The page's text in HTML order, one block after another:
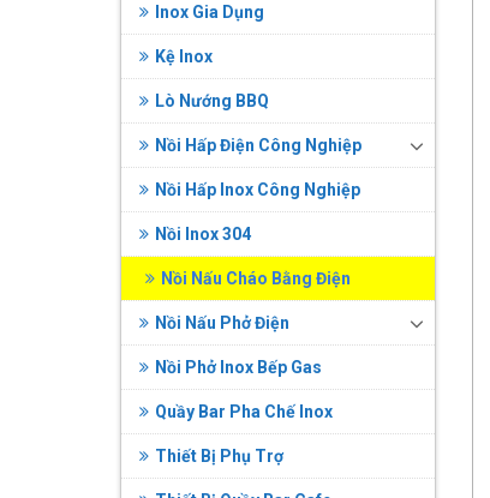
Inox Gia Dụng
Kệ Inox
Lò Nướng BBQ
Nồi Hấp Điện Công Nghiệp
Nồi Hấp Inox Công Nghiệp
Nồi Inox 304
Nồi Nấu Cháo Bằng Điện
Nồi Nấu Phở Điện
Nồi Phở Inox Bếp Gas
Quầy Bar Pha Chế Inox
Thiết Bị Phụ Trợ